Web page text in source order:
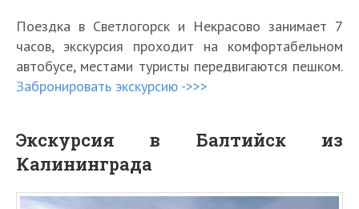
Поездка в Светлогорск и Некрасово занимает 7
часов, экскурсия проходит на комфортабельном
автобусе, местами туристы передвигаются пешком.
Забронировать экскурсию ->>>
Экскурсия в Балтийск из
Калининграда